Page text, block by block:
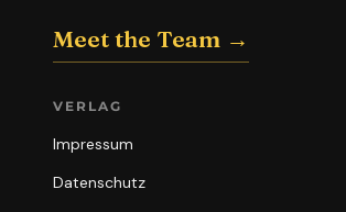
Meet the Team →
VERLAG
Impressum
Datenschutz